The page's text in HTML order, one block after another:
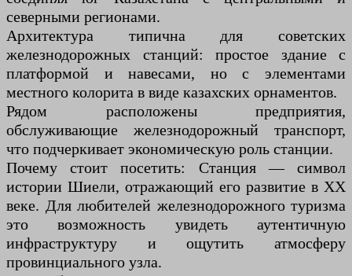
северными регионами.
Архитектура типична для советских
железнодорожных станций: простое здание с
платформой и навесами, но с элементами
местного колорита в виде казахских орнаментов.
Рядом расположены предприятия,
обслуживающие железнодорожный транспорт,
что подчеркивает экономическую роль станции.
Почему стоит посетить: Станция — символ
истории Шиели, отражающий его развитие в XX
веке. Для любителей железнодорожного туризма
это возможность увидеть аутентичную
инфраструктуру и ощутить атмосферу
провинциального узла.